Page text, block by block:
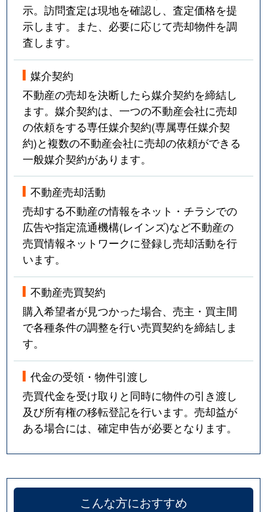
示。訪問査定は現地を確認し、査定価格を提
示します。また、必要に応じて売却物件を調
査します。
媒介契約
不動産の売却を決断したら媒介契約を締結し
ます。媒介契約は、一つの不動産会社に売却
の依頼をする専任媒介契約(専属専任媒介契
約)と複数の不動産会社に売却の依頼ができる
一般媒介契約があります。
不動産売却活動
売却する不動産の情報をネット・チラシでの
広告や指定流通機構(レインズ)など不動産の
売買情報ネットワークに登録し売却活動を行
います。
不動産売買契約
購入希望者が見つかった場合、売主・買主間
で各種条件の調整を行い売買契約を締結しま
す。
代金の受領・物件引渡し
売買代金を受け取りと同時に物件の引き渡し
及び所有権の移転登記を行います。売却益が
ある場合には、確定申告が必要となります。
こんな方におすすめ